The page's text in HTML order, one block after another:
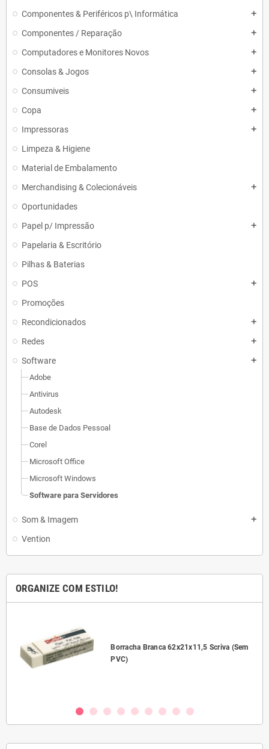
Componentes & Periféricos p\ Informática add
Componentes / Reparação add
Computadores e Monitores Novos add
Consolas & Jogos add
Consumiveis add
Copa add
Impressoras add
Limpeza & Higiene
Material de Embalamento
Merchandising & Colecionáveis
add
Oportunidades
Papel p/ Impressão
add
Papelaria & Escritório
Pilhas & Baterias
POS
add
Promoções
Recondicionados
add
Redes add
Software add
Adobe
Antivirus
Autodesk
Base de Dados Pessoal
Corel
Microsoft Office
Microsoft Windows
Software para Servidores
Som & Imagem add
Vention
ORGANIZE COM ESTILO!
Borracha Branca 62x21x11,5 Scriva (Sem
PVC)